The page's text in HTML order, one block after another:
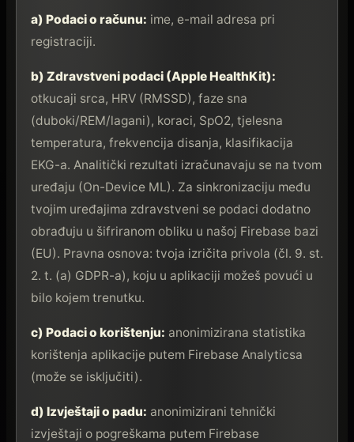
a) Podaci o računu: ime, e-mail adresa pri
registraciji.
b) Zdravstveni podaci (Apple HealthKit):
otkucaji srca, HRV (RMSSD), faze sna
(duboki/REM/lagani), koraci, SpO2, tjelesna
temperatura, frekvencija disanja, klasifikacija
EKG-a. Analitički rezultati izračunavaju se na tvom
uređaju (On-Device ML). Za sinkronizaciju među
tvojim uređajima zdravstveni se podaci dodatno
obrađuju u šifriranom obliku u našoj Firebase bazi
(EU). Pravna osnova: tvoja izričita privola (čl. 9. st.
2. t. (a) GDPR-a), koju u aplikaciji možeš povući u
bilo kojem trenutku.
c) Podaci o korištenju: anonimizirana statistika
korištenja aplikacije putem Firebase Analyticsa
(može se isključiti).
d) Izvještaji o padu: anonimizirani tehnički
izvještaji o pogreškama putem Firebase